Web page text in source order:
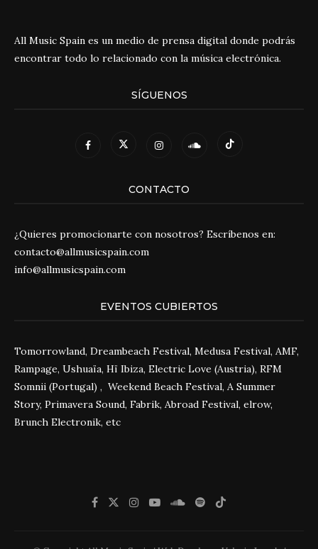
All Music Spain es un medio de prensa digital donde podrás
encontrar todo lo relacionado con la música electrónica.
SÍGUENOS
CONTACTO
¿Quieres promocionarte con nosotros? Escríbenos en:
contacto@allmusicspain.com
info@allmusicspain.com
EVENTOS CUBIERTOS
Tomorrowland, Dreambeach Festival, Medusa Festival, AMF,
Rampage, Ushuaïa, Hï Ibiza, Electric Love (Austria), RFM
Somnii (Portugal) , Weekend Beach Festival, A Summer
Story, Primavera Sound, Fabrik, Abroad Festival, elrow,
Brunch Electronik, etc